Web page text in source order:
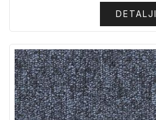
DETALJI